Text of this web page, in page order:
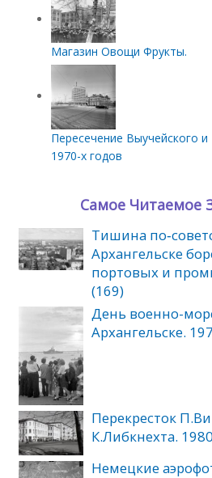
Магазин Овощи Фрукты.
Пересечение Выучейского
1970-х годов
Самое Читаемое
Тишина
Архангельске
портовых и
(169)
День военно-
Архангельске.
Перекресток
К.Либкнехта.
Немецкие